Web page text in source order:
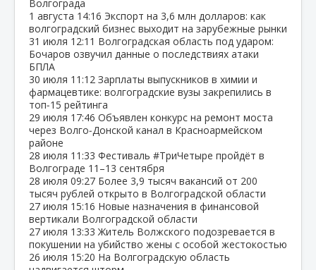
Волгограда
1 августа 14:16 Экспорт на 3,6 млн долларов: как
волгоградский бизнес выходит на зарубежные рынки
31 июля 12:11 Волгоградская область под ударом:
Бочаров озвучил данные о последствиях атаки
БПЛА
30 июля 11:12 Зарплаты выпускников в химии и
фармацевтике: волгоградские вузы закрепились в
топ‑15 рейтинга
29 июля 17:46 Объявлен конкурс на ремонт моста
через Волго‑Донской канал в Красноармейском
районе
28 июля 11:33 Фестиваль #ТриЧетыре пройдёт в
Волгограде 11–13 сентября
28 июля 09:27 Более 3,9 тысяч вакансий от 200
тысяч рублей открыто в Волгоградской области
27 июля 15:16 Новые назначения в финансовой
вертикали Волгоградской области
27 июля 13:33 Житель Волжского подозревается в
покушении на убийство жены с особой жестокостью
26 июля 15:20 На Волгоградскую область